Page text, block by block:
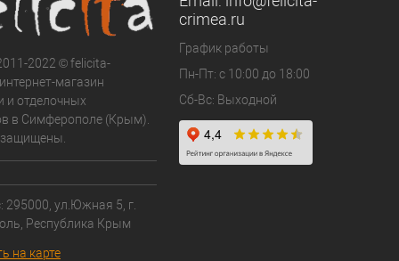
2022 © felicita-
магазин
и отделочных
в Симферополе (Крым).
295000, ул.Южная 5, г.
Республика Крым
на карте
crimea.ru
График работы
Пн-Пт: с 10:00 до 18:00
Сб-Вс: Выходной